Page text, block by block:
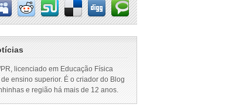
licenciado em Educação Física
ensino superior. É o criador do Blog
e região há mais de 12 anos.